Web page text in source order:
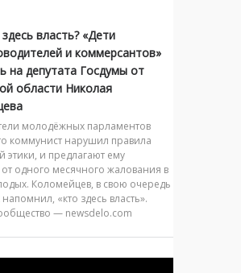
власть? «Дети
и коммерсантов»
на депутата Госдумы от
области Николая
молодёжных парламентов
коммунист нарушил правила
этики, и предлагают ему
от одного месячного жалования в
Коломейцев, в свою очередь
«кто здесь власть».
— newsdelo.com